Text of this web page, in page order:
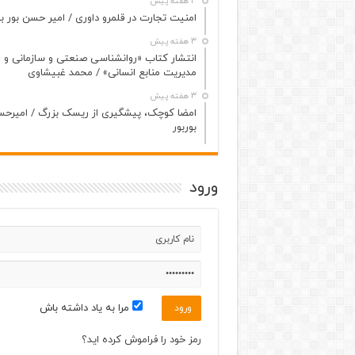
امنیت تجارت در قلمرو داوری / امیر حسن بور
3 هفته پیش
انتشار کتاب «روانشناسی صنعتی و سازمانی و
مدیریت منابع انسانی» / محمد غبیشاوی
3 هفته پیش
امضا کوچک، پیشگیری از ریسک بزرگ /
بوربور
ورود
مرا به یاد داشته باش
رمز خود را فراموش کرده اید؟